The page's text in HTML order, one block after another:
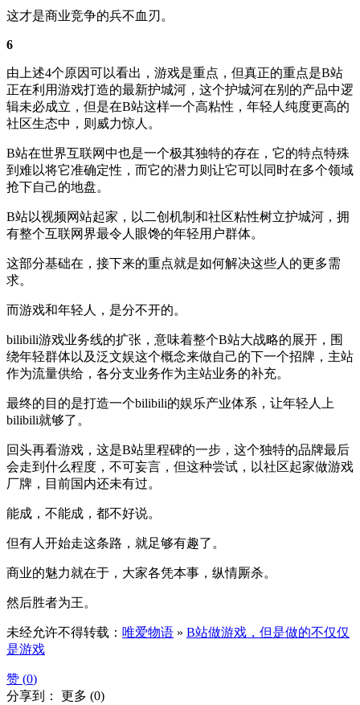
这才是商业竞争的兵不血刃。
6
由上述4个原因可以看出，游戏是重点，但真正的重点是B站
正在利用游戏打造的最新护城河，这个护城河在别的产品中逻
辑未必成立，但是在B站这样一个高粘性，年轻人纯度更高的
社区生态中，则威力惊人。
B站在世界互联网中也是一个极其独特的存在，它的特点特殊
到难以将它准确定性，而它的潜力则让它可以同时在多个领域
抢下自己的地盘。
B站以视频网站起家，以二创机制和社区粘性树立护城河，拥
有整个互联网界最令人眼馋的年轻用户群体。
这部分基础在，接下来的重点就是如何解决这些人的更多需
求。
而游戏和年轻人，是分不开的。
bilibili游戏业务线的扩张，意味着整个B站大战略的展开，围
绕年轻群体以及泛文娱这个概念来做自己的下一个招牌，主站
作为流量供给，各分支业务作为主站业务的补充。
最终的目的是打造一个bilibili的娱乐产业体系，让年轻人上
bilibili就够了。
回头再看游戏，这是B站里程碑的一步，这个独特的品牌最后
会走到什么程度，不可妄言，但这种尝试，以社区起家做游戏
厂牌，目前国内还未有过。
能成，不能成，都不好说。
但有人开始走这条路，就足够有趣了。
商业的魅力就在于，大家各凭本事，纵情厮杀。
然后胜者为王。
未经允许不得转载： 唯爱物语 » B站做游戏，但是做的不仅仅
是游戏
赞 (0)
分享到： 更多 (0)